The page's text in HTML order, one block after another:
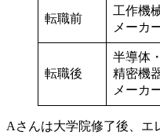
転職前
工作機
メーカ
転職後
半導体・
精密機
メーカ
Aさんは大学院修了後、エ